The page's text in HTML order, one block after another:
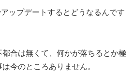
ップデートするとどうなるんです
合は無くて、何かが落ちるとか極
今のところありません。